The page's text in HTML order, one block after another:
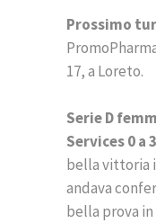
Prossimo
17, a Loreto.
Serie D
Services 0 a
bella vittoria
andava
bella prova